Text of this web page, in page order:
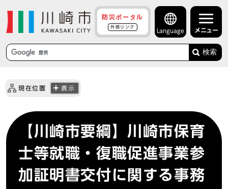
防災ポータル
外部リンク
Language メニュー
検索
現在位置 表示
【川崎市要綱】川崎市保育
士等就職・復職促進事業参
加証明書交付に関する事務